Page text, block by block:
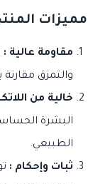
مميزات
مقاومة عالية :
والتمزق مقارنة
خالية من
البشرة
الطبيعي.
ثبات وإحكام :